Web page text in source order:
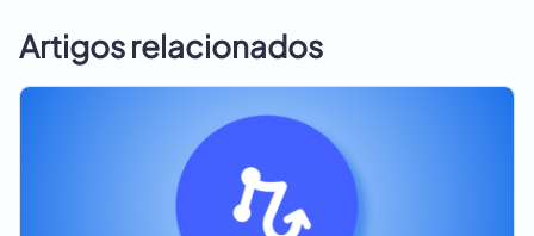
Artigos relacionados